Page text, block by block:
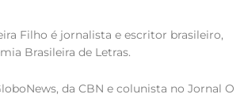
Filho é jornalista e escritor brasileiro,
Brasileira de Letras.
da CBN e colunista no Jornal O